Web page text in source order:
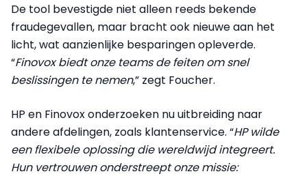
De tool bevestigde niet alleen reeds bekende
fraudegevallen, maar bracht ook nieuwe aan het
licht, wat aanzienlijke besparingen opleverde.
“Finovox biedt onze teams de feiten om snel
beslissingen te nemen,” zegt Foucher.
HP en Finovox onderzoeken nu uitbreiding naar
andere afdelingen, zoals klantenservice. “HP wilde
een flexibele oplossing die wereldwijd integreert.
Hun vertrouwen onderstreept onze missie: